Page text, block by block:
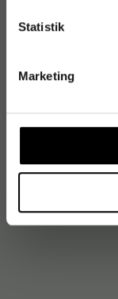
Statistik
Marketing